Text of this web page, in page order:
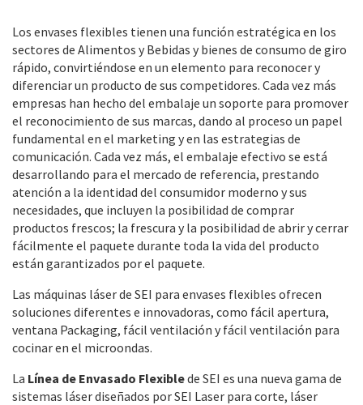
Los envases flexibles tienen una función estratégica en los
sectores de Alimentos y Bebidas y bienes de consumo de giro
rápido, convirtiéndose en un elemento para reconocer y
diferenciar un producto de sus competidores. Cada vez más
empresas han hecho del embalaje un soporte para promover
el reconocimiento de sus marcas, dando al proceso un papel
fundamental en el marketing y en las estrategias de
comunicación. Cada vez más, el embalaje efectivo se está
desarrollando para el mercado de referencia, prestando
atención a la identidad del consumidor moderno y sus
necesidades, que incluyen la posibilidad de comprar
productos frescos; la frescura y la posibilidad de abrir y cerrar
fácilmente el paquete durante toda la vida del producto
están garantizados por el paquete.
Las máquinas láser de SEI para envases flexibles ofrecen
soluciones diferentes e innovadoras, como fácil apertura,
ventana Packaging, fácil ventilación y fácil ventilación para
cocinar en el microondas.
La Línea de Envasado Flexiblede SEI es una nueva gama de
sistemas láser diseñados por SEI Laser para corte, láser